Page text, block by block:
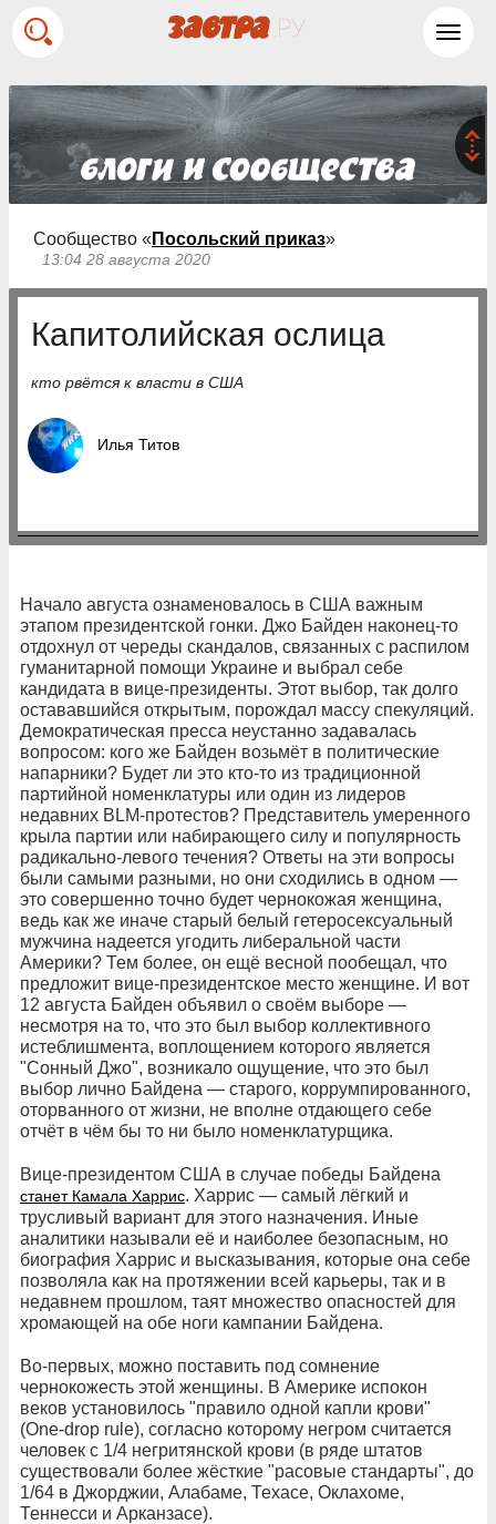
Сообщество « Посольский приказ»
13:04 28 августа 2020
Капитолийская ослица
кто рвётся к власти в США
Илья Титов
Начало августа ознаменовалось в США важным
этапом президентской гонки. Джо Байден наконец-то
отдохнул от череды скандалов, связанных с распилом
гуманитарной помощи Украине и выбрал себе
кандидата в вице-президенты. Этот выбор, так долго
остававшийся открытым, порождал массу спекуляций.
Демократическая пресса неустанно задавалась
вопросом: кого же Байден возьмёт в политические
напарники? Будет ли это кто-то из традиционной
партийной номенклатуры или один из лидеров
недавних BLM-протестов? Представитель умеренного
крыла партии или набирающего силу и популярность
радикально-левого течения? Ответы на эти вопросы
были самыми разными, но они сходились в одном —
это совершенно точно будет чернокожая женщина,
ведь как же иначе старый белый гетеросексуальный
мужчина надеется угодить либеральной части
Америки? Тем более, он ещё весной пообещал, что
предложит вице-президентское место женщине. И вот
12 августа Байден объявил о своём выборе —
несмотря на то, что это был выбор коллективного
истеблишмента, воплощением которого является
"Сонный Джо", возникало ощущение, что это был
выбор лично Байдена — старого, коррумпированного,
оторванного от жизни, не вполне отдающего себе
отчёт в чём бы то ни было номенклатурщика.
Вице-президентом США в случае победы Байдена
станет Камала Харрис. Харрис — самый лёгкий и
трусливый вариант для этого назначения. Иные
аналитики называли её и наиболее безопасным, но
биография Харрис и высказывания, которые она себе
позволяла как на протяжении всей карьеры, так и в
недавнем прошлом, таят множество опасностей для
хромающей на обе ноги кампании Байдена.
Во-первых, можно поставить под сомнение
чернокожесть этой женщины. В Америке испокон
веков установилось "правило одной капли крови"
(One-drop rule), согласно которому негром считается
человек с 1/4 негритянской крови (в ряде штатов
существовали более жёсткие "расовые стандарты", до
1/64 в Джорджии, Алабаме, Техасе, Оклахоме,
Теннесси и Арканзасе).